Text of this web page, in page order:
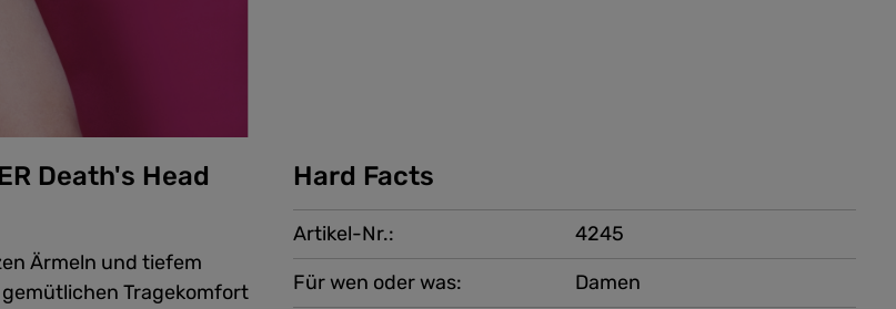
Death's Head
Ärmeln und tiefem
Tragekomfort
Hard Facts
Artikel-Nr.:
4245
Für wen oder was:
Damen